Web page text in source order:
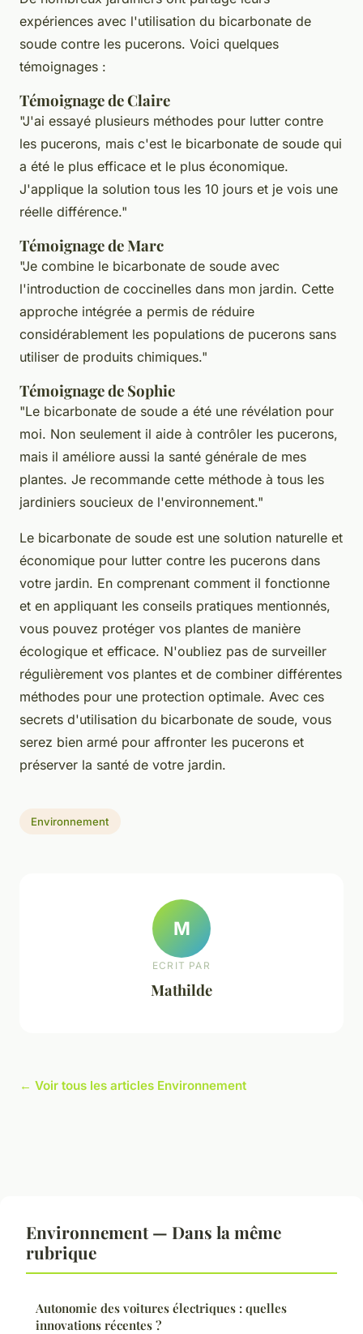
expériences avec l'utilisation du bicarbonate de
soude contre les pucerons. Voici quelques
témoignages :
Témoignage de Claire
"J'ai essayé plusieurs méthodes pour lutter contre
les pucerons, mais c'est le bicarbonate de soude qui
a été le plus efficace et le plus économique.
J'applique la solution tous les 10 jours et je vois une
réelle différence."
Témoignage de Marc
"Je combine le bicarbonate de soude avec
l'introduction de coccinelles dans mon jardin. Cette
approche intégrée a permis de réduire
considérablement les populations de pucerons sans
utiliser de produits chimiques."
Témoignage de Sophie
"Le bicarbonate de soude a été une révélation pour
moi. Non seulement il aide à contrôler les pucerons,
mais il améliore aussi la santé générale de mes
plantes. Je recommande cette méthode à tous les
jardiniers soucieux de l'environnement."
Le bicarbonate de soude est une solution naturelle et
économique pour lutter contre les pucerons dans
votre jardin. En comprenant comment il fonctionne
et en appliquant les conseils pratiques mentionnés,
vous pouvez protéger vos plantes de manière
écologique et efficace. N'oubliez pas de surveiller
régulièrement vos plantes et de combiner différentes
méthodes pour une protection optimale. Avec ces
secrets d'utilisation du bicarbonate de soude, vous
serez bien armé pour affronter les pucerons et
préserver la santé de votre jardin.
Environnement
M
ECRIT PAR
Mathilde
← Voir tous les articles Environnement
Environnement — Dans la même
rubrique
Autonomie des voitures électriques : quelles
innovations récentes ?